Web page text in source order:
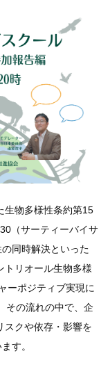
生物多様性条約第15
（サーティーバイサ
同時解決といった
トリオール生物多様
ーポジティブ実現に
その流れの中で、企
スクや依存・影響を
す。